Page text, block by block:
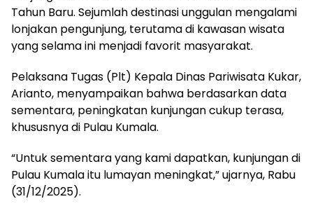
Tahun Baru. Sejumlah destinasi unggulan mengalami
lonjakan pengunjung, terutama di kawasan wisata
yang selama ini menjadi favorit masyarakat.
Pelaksana Tugas (Plt) Kepala Dinas Pariwisata Kukar,
Arianto, menyampaikan bahwa berdasarkan data
sementara, peningkatan kunjungan cukup terasa,
khususnya di Pulau Kumala.
“Untuk sementara yang kami dapatkan, kunjungan di
Pulau Kumala itu lumayan meningkat,” ujarnya, Rabu
(31/12/2025).